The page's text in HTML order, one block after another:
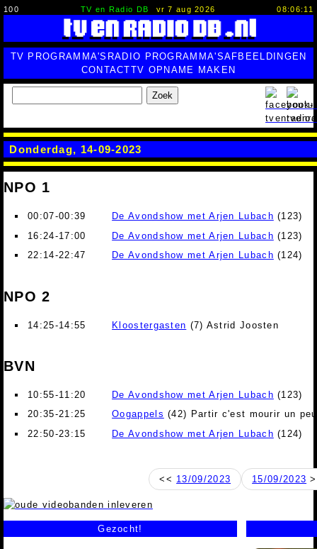
100 TV en Radio DB vr 7 aug 2026 08:06:12
TV PROGRAMMA'S RADIO PROGRAMMA'SAFBEELDINGEN
CONTACTTV OPNAME MAKEN
Zoek
Donderdag, 14-09-2023
NPO 1
00:07-00:39 De Avondshow met Arjen Lubach (123)
16:24-17:00
De Avondshow met Arjen Lubach (123)
22:14-22:47
De Avondshow met Arjen Lubach (124)
NPO 2
14:25-14:55 Kloostergasten (7) Astrid Joosten
BVN
10:55-11:20 De Avondshow met Arjen Lubach (123)
20:35-21:25
Oogappels (42) Partir c'est mourir un peu
22:50-23:15
De Avondshow met Arjen Lubach (124)
<< 13/09/2023 15/09/2023
Gezocht!